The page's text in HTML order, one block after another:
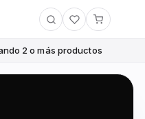
2 o más productos